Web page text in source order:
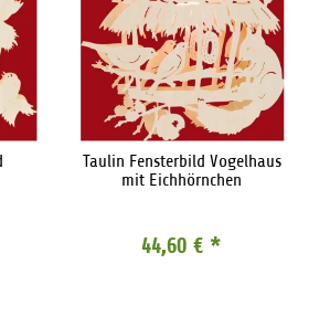
Taulin Fensterbild Vogelhaus
mit Eichhörnchen
44,60 € *